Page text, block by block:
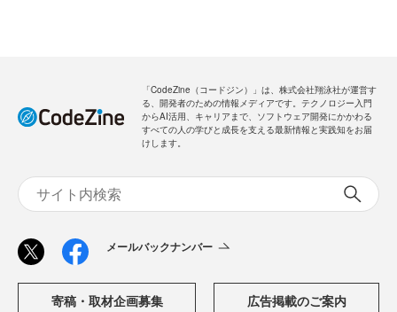
「CodeZine（コードジン）」は、株式会社翔泳社が運営す
る、開発者のための情報メディアです。テクノロジー入門
からAI活用、キャリアまで、ソフトウェア開発にかかわる
すべての人の学びと成長を支える最新情報と実践知をお届
けします。
メールバックナンバー
寄稿・取材企画募集 広告掲載のご案内